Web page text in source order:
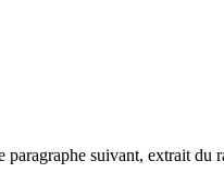
suivant, extrait du